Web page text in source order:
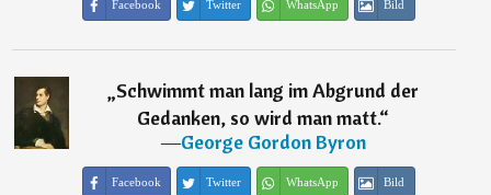
Facebook Twitter WhatsApp Bild
„Schwimmt man lang im Abgrund der
Gedanken, so wird man matt.“
―George Gordon Byron
Facebook Twitter WhatsApp Bild